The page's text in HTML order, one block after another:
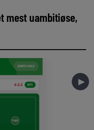
mest uambitiøse,
►